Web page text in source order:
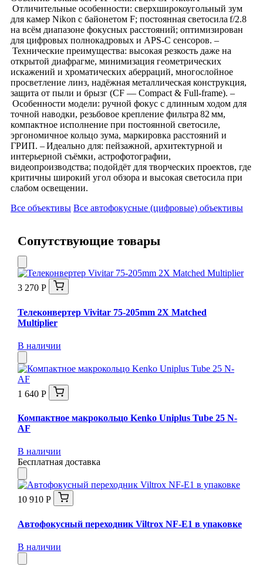
Отличительные особенности: сверхширокоугольный зум
для камер Nikon с байонетом F; постоянная светосила f/2.8
на всём диапазоне фокусных расстояний; оптимизирован
для цифровых полнокадровых и APS‑C сенсоров. –
Технические преимущества: высокая резкость даже на
открытой диафрагме, минимизация геометрических
искажений и хроматических аберраций, многослойное
просветление линз, надёжная металлическая конструкция,
защита от пыли и брызг (CF — Compact & Full‑frame). –
Особенности модели: ручной фокус с длинным ходом для
точной наводки, резьбовое крепление фильтра 82 мм,
компактное исполнение при постоянной светосиле,
эргономичное кольцо зума, маркировка расстояний и
ГРИП. – Идеально для: пейзажной, архитектурной и
интерьерной съёмки, астрофотографии,
видеопроизводства; подойдёт для творческих проектов, где
критичны широкий угол обзора и высокая светосила при
слабом освещении.
Все объективы Все автофокусные (цифровые) объективы
Сопутствующие товары
3 270 Р
Телеконвертер Vivitar 75-205mm 2X Matched
Multiplier
В наличии
1 640 Р
Компактное макрокольцо Kenko Uniplus Tube 25 N-
AF
В наличии
Бесплатная доставка
10 910 Р
Автофокусный переходник Viltrox NF-E1 в упаковке
В наличии